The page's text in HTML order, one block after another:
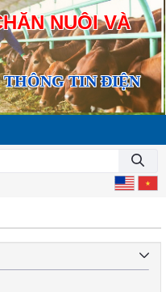
NUÔI VÀ
THÔNG TIN ĐIỆN